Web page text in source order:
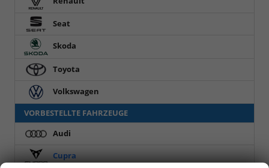
Seat
Skoda
Toyota
Volkswagen
VORBESTELLTE FAHRZEUGE
Audi
Cupra